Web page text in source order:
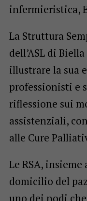
infermieristica,
La Struttura
dell’ASL di
illustrare la sua
professionisti e
riflessione sui
assistenziali,
alle Cure
Le RSA,
domicilio del
uno dei nodi